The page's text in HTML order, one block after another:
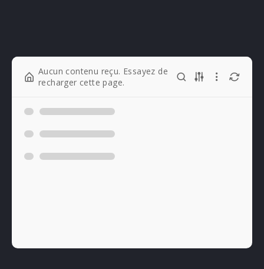
Aucun contenu reçu. Essayez de
recharger cette page.